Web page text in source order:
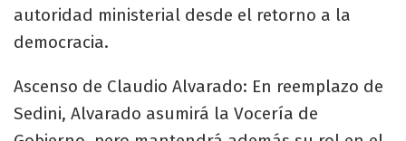
autoridad ministerial desde el retorno a la
democracia.
​Ascenso de Claudio Alvarado: En reemplazo de
Sedini, Alvarado asumirá la Vocería de